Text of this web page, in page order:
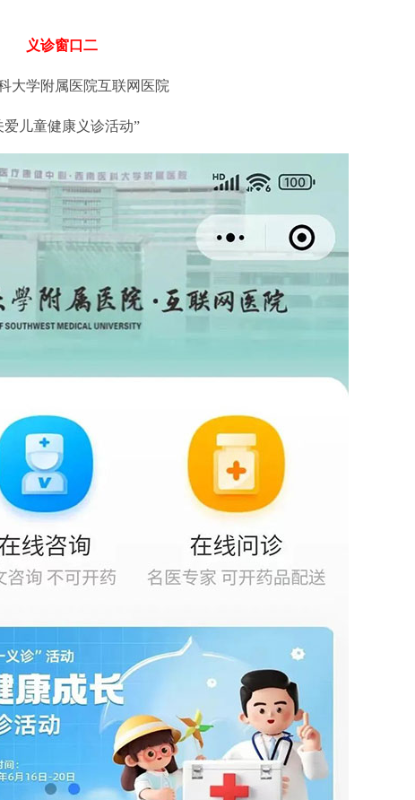
义诊窗口二
大学附属医院互联网医院
爱儿童健康义诊活动”